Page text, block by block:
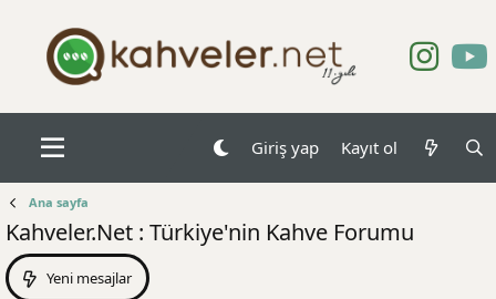
Giriş yap Kayıt ol
Ana sayfa
Kahveler.Net : Türkiye'nin Kahve Forumu
Yeni mesajlar